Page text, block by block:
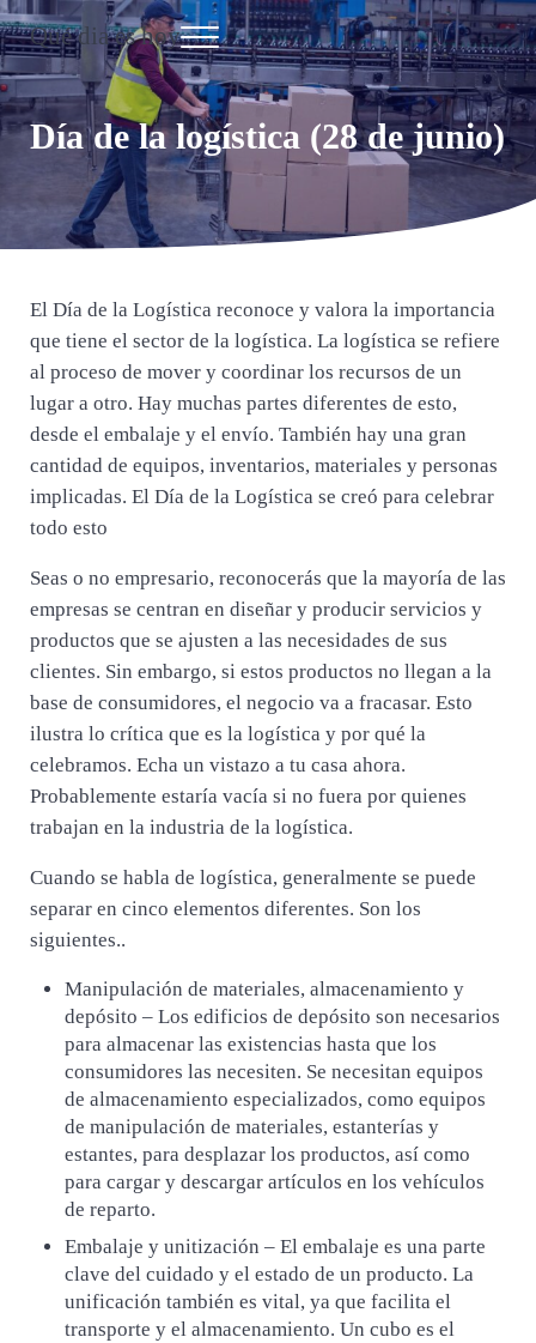
Saltar al contenido principal
Skip to header right navigation
Skip to site footer
Qué dia es hoy
Día Internacional
Menu
Día de la logística (28 de junio)
El Día de la Logística reconoce y valora la importancia
que tiene el sector de la logística. La logística se refiere
al proceso de mover y coordinar los recursos de un
lugar a otro. Hay muchas partes diferentes de esto,
desde el embalaje y el envío. También hay una gran
cantidad de equipos, inventarios, materiales y personas
implicadas. El Día de la Logística se creó para celebrar
todo esto
Seas o no empresario, reconocerás que la mayoría de las
empresas se centran en diseñar y producir servicios y
productos que se ajusten a las necesidades de sus
clientes. Sin embargo, si estos productos no llegan a la
base de consumidores, el negocio va a fracasar. Esto
ilustra lo crítica que es la logística y por qué la
celebramos. Echa un vistazo a tu casa ahora.
Probablemente estaría vacía si no fuera por quienes
trabajan en la industria de la logística.
Cuando se habla de logística, generalmente se puede
separar en cinco elementos diferentes. Son los
siguientes..
Manipulación de materiales, almacenamiento y
depósito – Los edificios de depósito son necesarios
para almacenar las existencias hasta que los
consumidores las necesiten. Se necesitan equipos
de almacenamiento especializados, como equipos
de manipulación de materiales, estanterías y
estantes, para desplazar los productos, así como
para cargar y descargar artículos en los vehículos
de reparto.
Embalaje y unitización – El embalaje es una parte
clave del cuidado y el estado de un producto. La
unificación también es vital, ya que facilita el
transporte y el almacenamiento. Un cubo es el